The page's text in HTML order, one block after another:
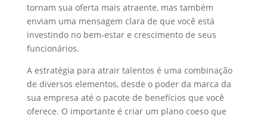
tornam sua oferta mais atraente, mas também
enviam uma mensagem clara de que você está
investindo no bem-estar e crescimento de seus
funcionários.
A estratégia para atrair talentos é uma combinação
de diversos elementos, desde o poder da marca da
sua empresa até o pacote de benefícios que você
oferece. O importante é criar um plano coeso que